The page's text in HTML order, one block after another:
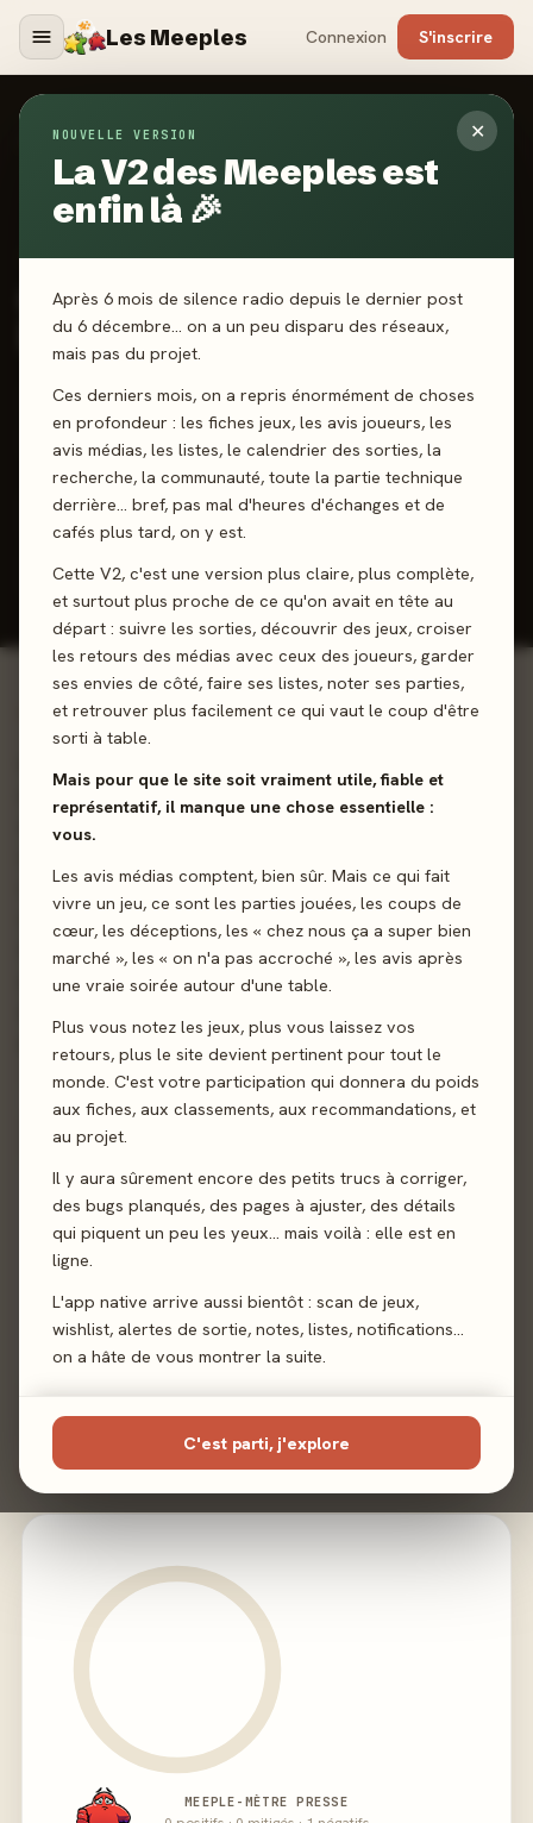
Les Meeples Connexion S'inscrire
✕
NOUVELLE VERSION
La V2 des Meeples est
enfin là 🎉
Après 6 mois de silence radio depuis le dernier post
du 6 décembre… on a un peu disparu des réseaux,
mais pas du projet.
Ces derniers mois, on a repris énormément de choses
en profondeur : les fiches jeux, les avis joueurs, les
avis médias, les listes, le calendrier des sorties, la
recherche, la communauté, toute la partie technique
derrière… bref, pas mal d'heures d'échanges et de
cafés plus tard, on y est.
Cette V2, c'est une version plus claire, plus complète,
et surtout plus proche de ce qu'on avait en tête au
départ : suivre les sorties, découvrir des jeux, croiser
les retours des médias avec ceux des joueurs, garder
ses envies de côté, faire ses listes, noter ses parties,
et retrouver plus facilement ce qui vaut le coup d'être
sorti à table.
Mais pour que le site soit vraiment utile, fiable et
représentatif, il manque une chose essentielle :
vous.
Les avis médias comptent, bien sûr. Mais ce qui fait
vivre un jeu, ce sont les parties jouées, les coups de
cœur, les déceptions, les « chez nous ça a super bien
marché », les « on n'a pas accroché », les avis après
une vraie soirée autour d'une table.
Plus vous notez les jeux, plus vous laissez vos
retours, plus le site devient pertinent pour tout le
monde. C'est votre participation qui donnera du poids
aux fiches, aux classements, aux recommandations, et
au projet.
Il y aura sûrement encore des petits trucs à corriger,
des bugs planqués, des pages à ajuster, des détails
qui piquent un peu les yeux… mais voilà : elle est en
ligne.
L'app native arrive aussi bientôt : scan de jeux,
wishlist, alertes de sortie, notes, listes, notifications…
on a hâte de vous montrer la suite.
C'est parti, j'explore
Jeux/Cthulhu : Sombre Providence
2026·CMON
Cthulhu : Sombre
Providence
1-5 joueurs 13 ans+ 120 min
Deckbuilding
Rôles Cachés
J'ai joué Envie de jouer Wishlist
Donner mon avis
01 - LE JEU
maléfiques... dans quel camps serez-vous ? Dans le monde
de Cthulhu : Death May Die, inspiré des écrits de H.P.
vous incarnez des enquêteurs et des cultistes secrets des
villes les plus influentes des États-Unis pendant la Grande
Dépression. Chaque joueur appartient secrètement à l’une
des deux factions rivales et doit user de stratégie et
allégeance.
Deckbuilding Rôles Cachés
Sortie 30 avril 2026
Auteur Martin Wallace·Travis R. Chance
Illustration Anders Finér
Éditeur
02 - LE VERDICT
MEEPLE-MÈTRE PRESSE